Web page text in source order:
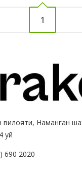
1
вилояти, Наманган
уй
690 2020